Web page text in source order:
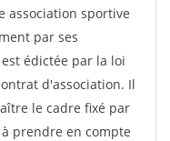
association sportive
par ses
édictée par la loi
d'association. Il
le cadre fixé par
prendre en compte